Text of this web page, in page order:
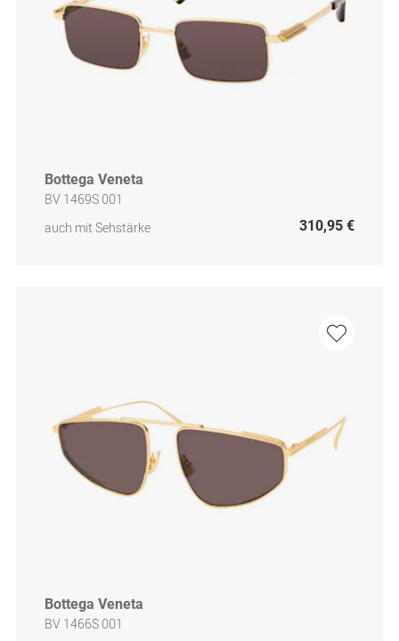
Bottega Veneta
BV 1469S 001
auch mit Sehstärke
310,95 €
Bottega Veneta
BV 1466S 001